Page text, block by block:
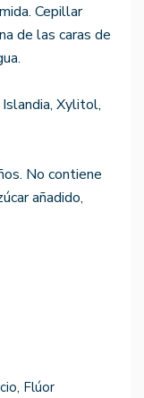
Cepillar
de las caras de
Xylitol,
No contiene
añadido,
Flúor